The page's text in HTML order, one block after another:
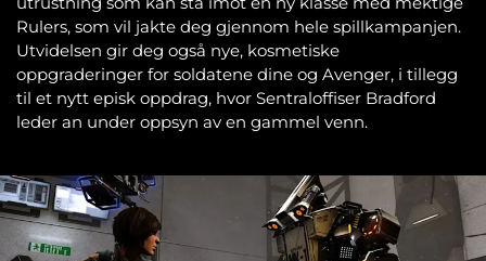
Rulers, som vil jakte deg gjennom hele spillkampanjen.
Utvidelsen gir deg også nye, kosmetiske
oppgraderinger for soldatene dine og Avenger, i tillegg
til et nytt episk oppdrag, hvor Sentraloffiser Bradford
leder an under oppsyn av en gammel venn.